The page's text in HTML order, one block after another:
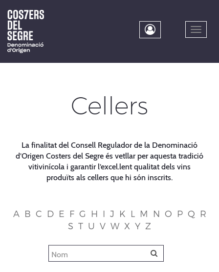
main
content
Toggle
Cellers
La finalitat del Consell Regulador de la Denominació
d’Origen Costers del Segre és vetllar per aquesta tradició
vitivinícola i garantir l’excel.lent qualitat dels vins
produïts als cellers que hi són inscrits.
A B C D E F G H I J K L M N O P Q
R
S T U V W X Y Z